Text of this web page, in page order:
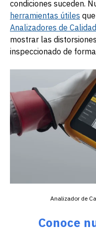
condiciones suceden.
herramientas útiles
Analizadores de
mostrar las
inspeccionado de
Analizador de
Conoce